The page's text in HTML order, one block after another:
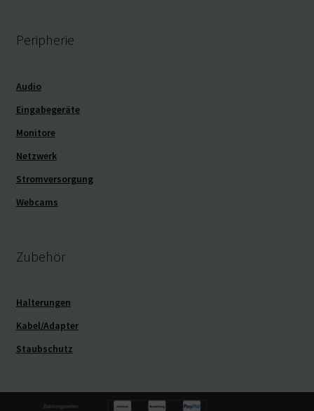
Peripherie
Audio
Eingabegeräte
Monitore
Netzwerk
Stromversorgung
Webcams
Zubehör
Halterungen
Kabel/Adapter
Staubschutz